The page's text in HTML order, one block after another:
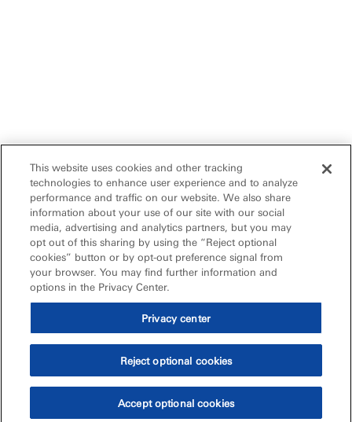
This website uses cookies and other tracking
technologies to enhance user experience and to analyze
performance and traffic on our website. We also share
information about your use of our site with our social
media, advertising and analytics partners, but you may
opt out of this sharing by using the “Reject optional
cookies” button or by opt-out preference signal from
your browser. You may find further information and
options in the Privacy Center.
Privacy center
Reject optional cookies
Accept optional cookies